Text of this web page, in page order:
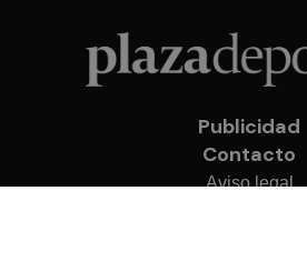
Publicidad
Contacto
Aviso legal